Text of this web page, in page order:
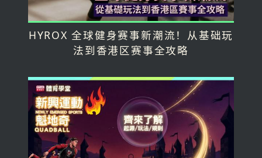
HYROX 全球健身赛事新潮流！从基础玩
法到香港区赛事全攻略